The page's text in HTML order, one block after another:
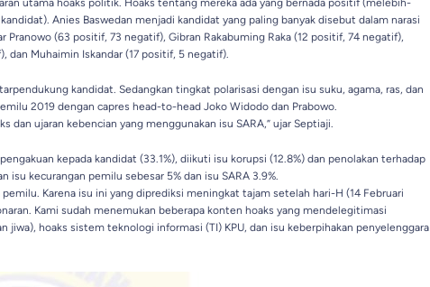
utama hoaks politik. Hoaks tentang mereka ada yang bernada positif (melebih-
Anies Baswedan menjadi kandidat yang paling banyak disebut dalam narasi
(63 positif, 73 negatif), Gibran Rakabuming Raka (12 positif, 74 negatif),
dan Muhaimin Iskandar (17 positif, 5 negatif).
kandidat. Sedangkan tingkat polarisasi dengan isu suku, agama, ras, dan
2019 dengan capres head-to-head Joko Widodo dan Prabowo.
dan ujaran kebencian yang menggunakan isu SARA,” ujar Septiaji.
kepada kandidat (33.1%), diikuti isu korupsi (12.8%) dan penolakan terhadap
isu kecurangan pemilu sebesar 5% dan isu SARA 3.9%.
Karena isu ini yang diprediksi meningkat tajam setelah hari-H (14 Februari
Kami sudah menemukan beberapa konten hoaks yang mendelegitimasi
hoaks sistem teknologi informasi (TI) KPU, dan isu keberpihakan penyelenggara